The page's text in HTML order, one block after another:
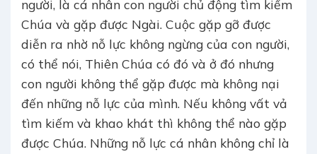
người, là cá nhân con người chủ động tìm kiếm
Chúa và gặp được Ngài. Cuộc gặp gỡ được
diễn ra nhờ nỗ lực không ngừng của con người,
có thể nói, Thiên Chúa có đó và ở đó nhưng
con người không thể gặp được mà không nại
đến những nỗ lực của mình. Nếu không vất vả
tìm kiếm và khao khát thì không thể nào gặp
được Chúa. Những nỗ lực cá nhân không chỉ là